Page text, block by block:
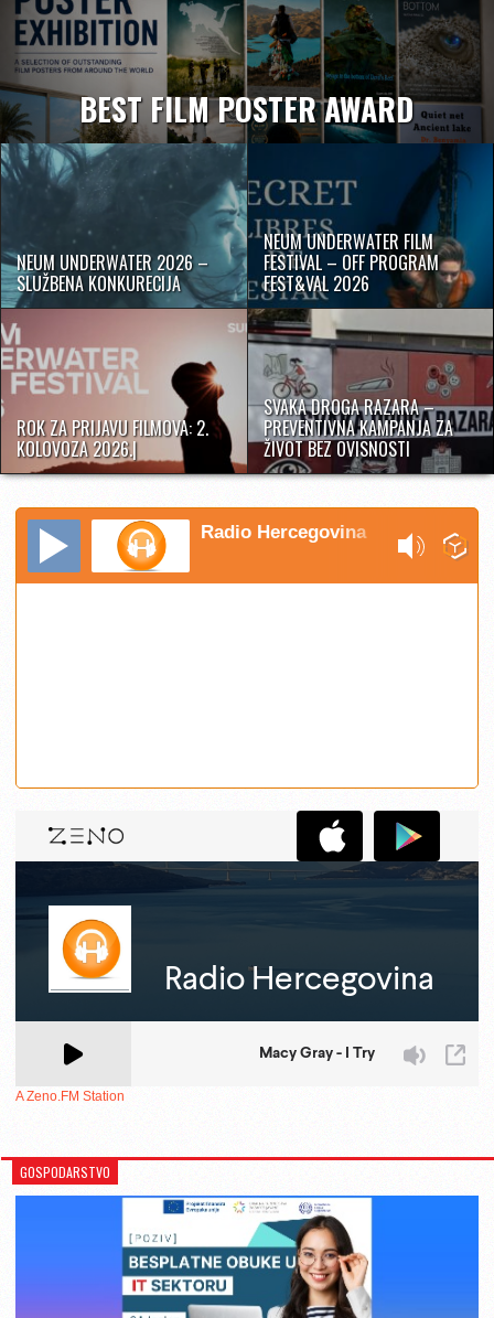
BEST FILM POSTER AWARD
NEUM UNDERWATER 2026 –
SLUŽBENA KONKURECIJA
NEUM UNDERWATER FILM
FESTIVAL – OFF PROGRAM
FEST&VAL 2026
ROK ZA PRIJAVU FILMOVA: 2.
KOLOVOZA 2026.|
SVAKA DROGA RAZARA –
PREVENTIVNA KAMPANJA ZA
ŽIVOT BEZ OVISNOSTI
Radio Hercegovina
A Zeno.FM Station
GOSPODARSTVO